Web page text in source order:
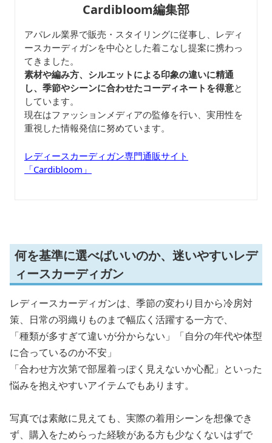
Cardibloom編集部
アパレル業界で販売・スタイリングに従事し、レディ
ースカーディガンを中心とした着こなし提案に携わっ
てきました。
素材や編み方、シルエットによる印象の違いに精通
し、季節やシーンに合わせたコーディネートを得意と
しています。
現在はファッションメディアの監修を行い、実用性を
重視した情報発信に努めています。
レディースカーディガン専門通販サイト
「Cardibloom」
何を基準に選べばいいのか、迷いやすいレデ
ィースカーディガン
レディースカーディガンは、季節の変わり目から冷房対
策、日常の羽織りものまで幅広く活躍する一方で、
「種類が多すぎて違いが分からない」「自分の年代や体型
に合っているのか不安」
「合わせ方次第で部屋着っぽく見えないか心配」といった
悩みを抱えやすいアイテムでもあります。
写真では素敵に見えても、実際の着用シーンを想像でき
ず、購入をためらった経験がある方も少なくないはずで